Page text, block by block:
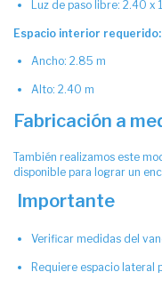
Luz de paso libre: 2.40 x
Espacio interior requerido:
Ancho: 2.85 m
Alto: 2.40 m
Fabricación a
También realizamos este
disponible para lograr un
Importante
Verificar medidas del
Requiere espacio lateral